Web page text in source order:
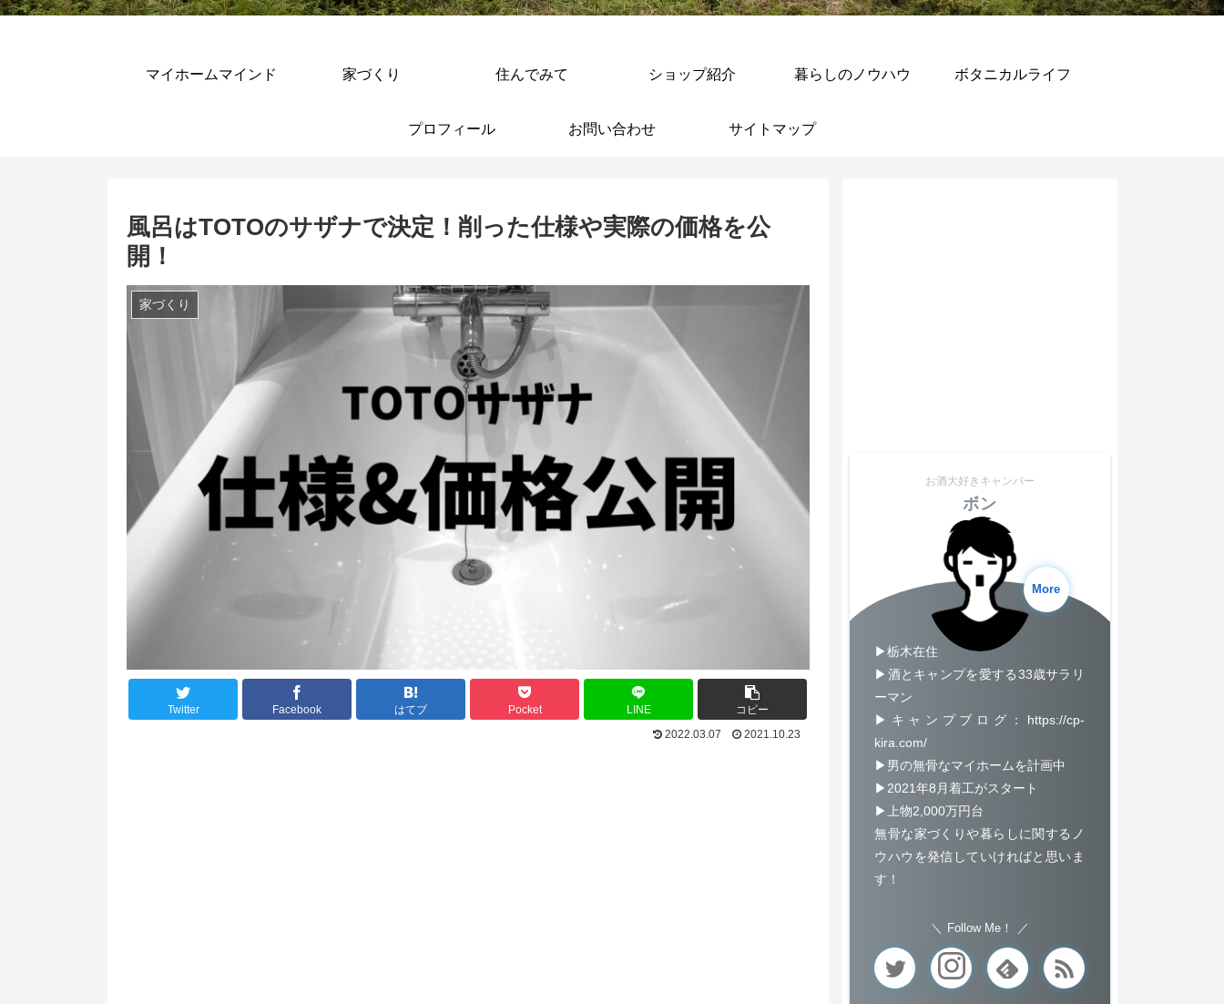
マイホームマインド 家づくり 住んでみて ショップ紹介 暮らしのノウハウ ボタニカルライフ
プロフィール お問い合わせ サイトマップ
風呂はTOTOのサザナで決定！削った仕様や実際の価格を公
開！
家づくり
Twitter Facebook はてブ Pocket LINE
コピー
2022.03.07
2021.10.23
お酒大好きキャンパー
ボン
More
▶栃木在住
▶酒とキャンプを愛する33歳サラリ
ーマン
▶キャンプブログ：https://cp-
kira.com/
▶男の無骨なマイホームを計画中
▶2021年8月着工がスタート
▶上物2,000万円台
無骨な家づくりや暮らしに関するノ
ウハウを発信していければと思いま
す！
Follow Me！